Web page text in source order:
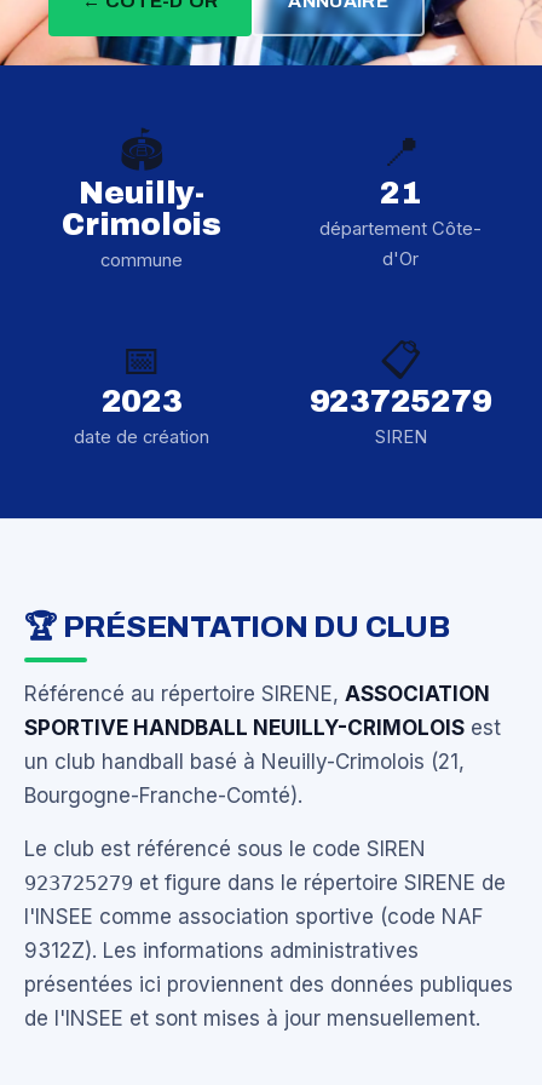
🏟️
Neuilly-
Crimolois
commune
📍
21
département Côte-
d'Or
📅
2023
date de création
📋
923725279
SIREN
🏆 PRÉSENTATION DU CLUB
Référencé au répertoire SIRENE, ASSOCIATION
SPORTIVE HANDBALL NEUILLY-CRIMOLOIS est
un club handball basé à Neuilly-Crimolois (21,
Bourgogne-Franche-Comté).
Le club est référencé sous le code SIREN
923725279 et figure dans le répertoire SIRENE de
l'INSEE comme association sportive (code NAF
9312Z). Les informations administratives
présentées ici proviennent des données publiques
de l'INSEE et sont mises à jour mensuellement.